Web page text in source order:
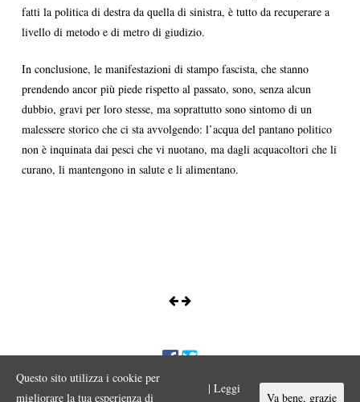
fatti la politica di destra da quella di sinistra, è tutto da recuperare a
livello di metodo e di metro di giudizio.
In conclusione, le manifestazioni di stampo fascista, che stanno
prendendo ancor più piede rispetto al passato, sono, senza alcun
dubbio, gravi per loro stesse, ma soprattutto sono sintomo di un
malessere storico che ci sta avvolgendo: l’acqua del pantano politico
non è inquinata dai pesci che vi nuotano, ma dagli acquacoltori che li
curano, li mantengono in salute e li alimentano.
ENNIO MORA © 2017 Iniziativa editoriale a scopo divulgativo
Vietata ogni riproduzione o duplicazione con qualsiasi mezzo a scopo
Questo sito utilizza i cookie per
migliorare la tua esperienza di
| Leggi
Va bene, grazie